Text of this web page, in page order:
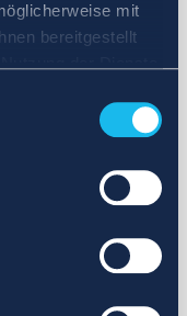
mit
bereitgestellt